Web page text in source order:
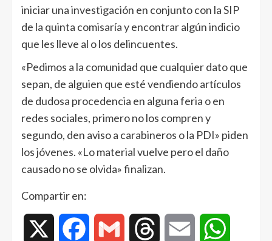
iniciar una investigación en conjunto con la SIP
de la quinta comisaría y encontrar algún indicio
que les lleve al o los delincuentes.
«Pedimos a la comunidad que cualquier dato que
sepan, de alguien que esté vendiendo artículos
de dudosa procedencia en alguna feria o en
redes sociales, primero no los compren y
segundo, den aviso a carabineros o la PDI» piden
los jóvenes. «Lo material vuelve pero el daño
causado no se olvida» finalizan.
Compartir en:
Facebook Gmail Threads Email